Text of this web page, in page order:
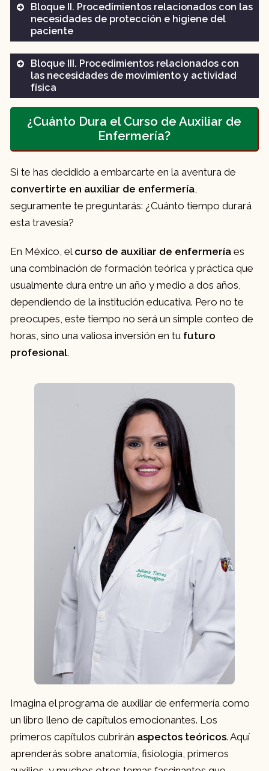
hospitalario y esencial.
México.
Ley general de salud
Normas oficiales mexicanas
Áreas de salud
Introducción
Concepto de salud
Educación para la salud
Las necesidades humanas
3. Principales características del rol de
auxiliar de enfermería.
Introducción
El proceso de atención de enfermería
Etapas del proceso de atención de
Funciones, procedimientos y tareas del
auxiliar de enfermería
Características de la relación asistencial:
auxiliar de enfermería/paciente/familia
Relaciones en el equipo sanitario
Calidad asistencial
Bloque II. Procedimientos relacionados con las
necesidades de protección e higiene del
paciente
Anatomía de la piel y anejos cutáneos
Fisiología de la piel
Patología más frecuente
Procedimientos de higiene y aseo
El masaje
Bloque III. Procedimientos relacionados con
las necesidades de movimiento y actividad
física
5. Sistema esquelético-muscular.
Procedimientos relacionados
Anatomía de los husos, las articulaciones
y los músculos
Fisiología
Patología más frecuente
Mecánica corporal
Movilización del sistema
Transporte y deambulación
6. Ulceras por presión
Factores de predisposición
Localizaciones más frecuentes
Proceso de información y estudios de
Plan de actuación de enfermería
¿Cuánto Dura el Curso de Auxiliar de
Enfermería?
Si te has decidido a embarcarte en la aventura de
convertirte en auxiliar de enfermería,
seguramente te preguntarás: ¿Cuánto tiempo durará
esta travesía?
En México, el curso de auxiliar de enfermería es
una combinación de formación teórica y práctica que
usualmente dura entre un año y medio a dos años,
dependiendo de la institución educativa. Pero no te
preocupes, este tiempo no será un simple conteo de
horas, sino una valiosa inversión en tu futuro
profesional.
Imagina el programa de auxiliar de enfermería como
un libro lleno de capítulos emocionantes. Los
primeros capítulos cubrirán aspectos teóricos. Aquí
aprenderás sobre anatomía, fisiología, primeros